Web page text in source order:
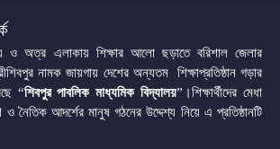
ও অত্র এলাকায় শিক্ষার আলো ছড়াতে বরিশাল জেলার
নামক জায়গায় দেশের অন্যতম শিক্ষাপ্রতিষ্ঠান গড়ার
“শিবপুর পাবলিক মাধ্যমিক বিদ্যালয়”।শিক্ষার্থীদের মেধা
নৈতিক আদর্শের মানুষ গঠনের উদ্দেশ্য নিয়ে এ প্রতিষ্ঠানটি